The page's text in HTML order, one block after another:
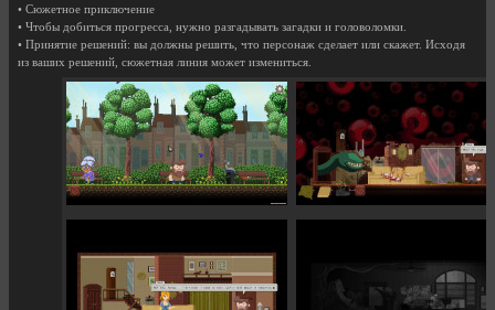
• Сюжетное приключение
• Чтобы добиться прогресса, нужно разгадывать загадки и головоломки.
• Принятие решений: вы должны решить, что персонаж сделает или скажет. Исходя
из ваших решений, сюжетная линия может измениться.